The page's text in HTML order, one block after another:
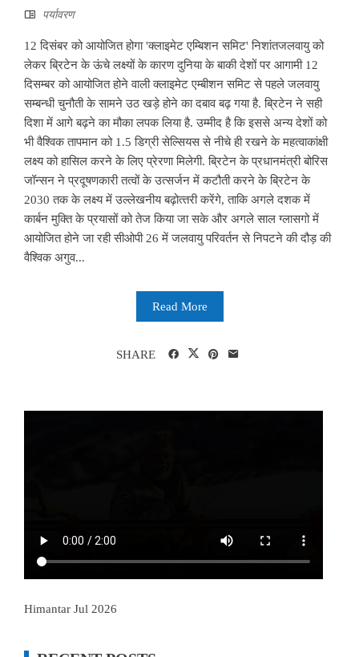
पर्यावरण
12 दिसंबर को आयोजित होगा 'क्लाइमेट एम्बिशन समिट' निशांतजलवायु को
लेकर ब्रिटेन के ऊंचे लक्ष्‍यों के कारण दुनिया के बाकी देशों पर आगामी 12
दिसम्‍बर को आयोजित होने वाली क्‍लाइमेट एम्‍बीशन समिट से पहले जलवायु
सम्‍बन्‍धी चुनौती के सामने उठ खड़े होने का दबाव बढ़ गया है. ब्रिटेन ने सही
दिशा में आगे बढ़ने का मौका लपक लिया है. उम्मीद है कि इससे अन्य देशों को
भी वैश्विक तापमान को 1.5 डिग्री सेल्सियस से नीचे ही रखने के महत्वाकांक्षी
लक्ष्य को हासिल करने के लिए प्रेरणा मिलेगी. ब्रिटेन के प्रधानमंत्री बोरिस
जॉन्सन ने प्रदूषणकारी तत्‍वों के उत्सर्जन में कटौती करने के ब्रिटेन के
2030 तक के लक्ष्य में उल्लेखनीय बढ़ोत्‍तरी करेंगे, ताकि अगले दशक में
कार्बन मुक्ति के प्रयासों को तेज किया जा सके और अगले साल ग्लासगो में
आयोजित होने जा रही सीओपी 26 में जलवायु परिवर्तन से निपटने की दौड़ की
वैश्विक अगुव...
Read More
SHARE
Himantar Jul 2026